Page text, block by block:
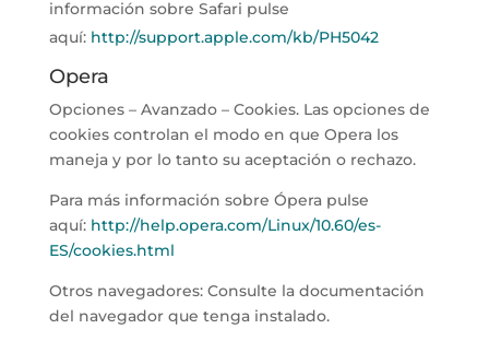
información sobre Safari pulse
aquí: http://support.apple.com/kb/PH5042
Opera
Opciones – Avanzado – Cookies. Las opciones de
cookies controlan el modo en que Opera los
maneja y por lo tanto su aceptación o rechazo.
Para más información sobre Ópera pulse
aquí: http://help.opera.com/Linux/10.60/es-
ES/cookies.html
Otros navegadores: Consulte la documentación
del navegador que tenga instalado.